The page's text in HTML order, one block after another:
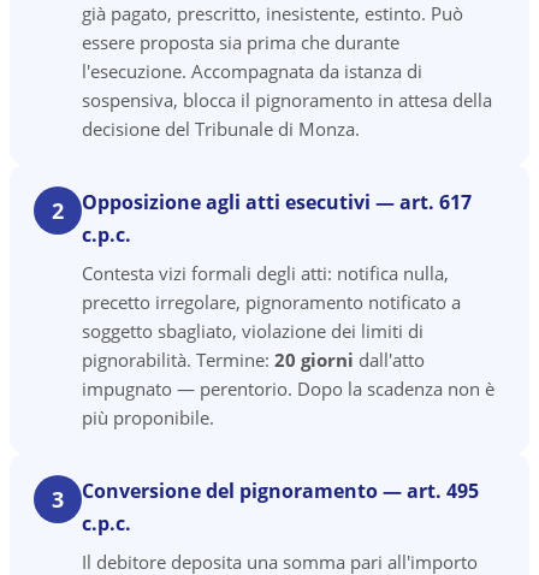
già pagato, prescritto, inesistente, estinto. Può
essere proposta sia prima che durante
l'esecuzione. Accompagnata da istanza di
sospensiva, blocca il pignoramento in attesa della
decisione del Tribunale di Monza.
2
Opposizione agli atti esecutivi — art. 617
c.p.c.
Contesta vizi formali degli atti: notifica nulla,
precetto irregolare, pignoramento notificato a
soggetto sbagliato, violazione dei limiti di
pignorabilità. Termine: 20 giorni dall'atto
impugnato — perentorio. Dopo la scadenza non è
più proponibile.
3
Conversione del pignoramento — art. 495
c.p.c.
Il debitore deposita una somma pari all'importo